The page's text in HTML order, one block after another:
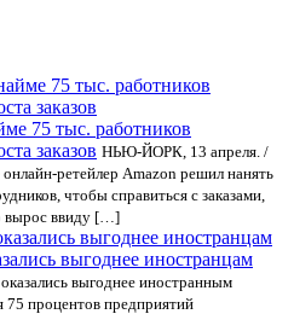
75 тыс. работников
заказов НЬЮ-ЙОРК, 13 апреля. /
ретейлер Amazon решил нанять
чтобы справиться с заказами,
вырос ввиду […]
выгоднее иностранцам
выгоднее иностранным
процентов предприятий